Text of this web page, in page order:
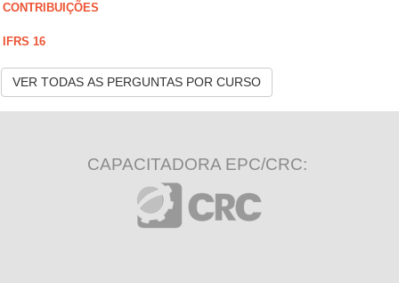
CONTRIBUIÇÕES
IFRS 16
VER TODAS AS PERGUNTAS POR CURSO
CAPACITADORA EPC/CRC: